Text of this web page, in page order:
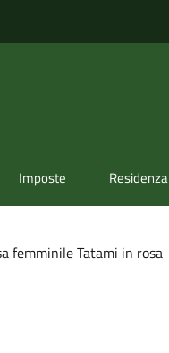
Imposte Residenza
femminile Tatami in rosa